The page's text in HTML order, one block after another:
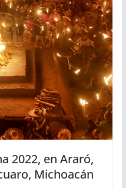
2022, en Araró,
Michoacán